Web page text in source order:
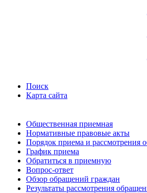
Поиск
Карта сайта
Общественная приемная
Нормативные правовые акты
Порядок приема и рассмотрения
График приема
Обратиться в приемную
Вопрос-ответ
Обзор обращений граждан
Результаты рассмотрения